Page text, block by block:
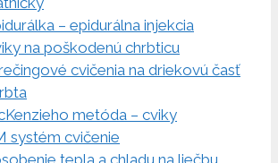
– epidurálna injekcia
na poškodenú chrbticu
cvičenia na driekovú časť
metóda – cviky
systém cvičenie